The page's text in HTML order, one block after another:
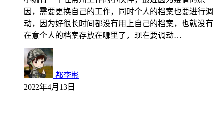
因，需要更换自己的工作，同时个人的档案也要进行调
动，因为好很长时间都没有用上自己的档案，也就没有
在意个人的档案存放在哪里了，现在要调动…
都李彬
2022年4月13日